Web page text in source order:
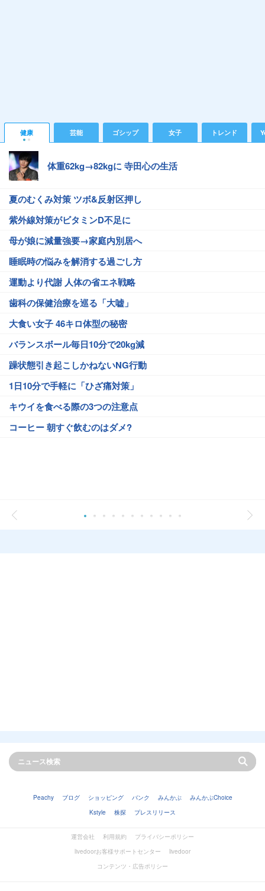
健康 芸能 ゴシップ 女子 トレンド
体重62kg→82kgに 寺田心の生活
夏のむくみ対策 ツボ&反射区押し
紫外線対策がビタミンD不足に
母が娘に減量強要→家庭内別居へ
睡眠時の悩みを解消する過ごし方
運動より代謝 人体の省エネ戦略
歯科の保健治療を巡る「大嘘」
大食い女子 46キロ体型の秘密
バランスボール毎日10分で20kg減
躁状態引き起こしかねないNG行動
1日10分で手軽に「ひざ痛対策」
キウイを食べる際の3つの注意点
コーヒー 朝すぐ飲むのはダメ?
Peachy ブログ ショッピング バンク みんかぶ
みんかぶChoice
Kstyle
株探 プレスリリース
運営会社 利用規約
プライバシーポリシー
livedoorお客様サポートセンター
livedoor
コンテンツ・広告ポリシー